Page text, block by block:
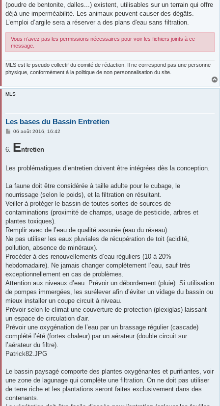
(poudre de bentonite, dalles...) existent, utilisables sur un terrain qui offre
déjà une imperméabilité. Les animaux peuvent causer des dégâts.
L’emploi d’argile sera a réserver a des plans d'eau sans filtration.
Vous n’avez pas les permissions nécessaires pour voir les fichiers joints à ce
message.
MLS est le pseudo collectif du comité de rédaction. Il ne correspond pas une personne
physique, conformément à la politique de non personnalisation du site.
MLS
Les bases du Bassin Entretien
M
s
e
06 août 2016, 16:42
6. Entretien
Les problématiques d’entretien doivent être intégrées dès la conception.
La faune doit être considérée à taille adulte pour le cubage, le
nourrissage (selon le poids), et la filtration en résultant.
Veiller à protéger le bassin de toutes sortes de sources de
contaminations (proximité de champs, usage de pesticide, arbres et
plantes toxiques).
Remplir avec de l’eau de qualité assurée (eau du réseau).
Ne pas utiliser les eaux pluviales de récupération de toit (acidité,
pollution, absence de minéraux).
Procéder à des renouvellements d’eau réguliers (10 à 20%
hebdomadaire). Ne jamais changer complètement l’eau, sauf très
exceptionnellement en cas de problèmes.
Attention aux niveaux d’eau. Prévoir un débordement (pluie). Si utilisation
de pompes immergées, les surélever afin d’éviter un vidage du bassin ou
mieux installer un coupe circuit à niveau.
Prévoir selon le climat une couverture de protection (plexiglas) laissant
un espace de circulation d'air.
Prévoir une oxygénation de l’eau par un brassage régulier (cascade)
complété l’été (fortes chaleur) par un aérateur (double circuit sur
l’aérateur du filtre).
Patrick82.JPG
Le bassin paysagé comporte des plantes oxygénantes et purifiantes, voir
une zone de lagunage qui complète une filtration. On ne doit pas utiliser
de terre riche et les plantations seront faites exclusivement dans des
contenants.